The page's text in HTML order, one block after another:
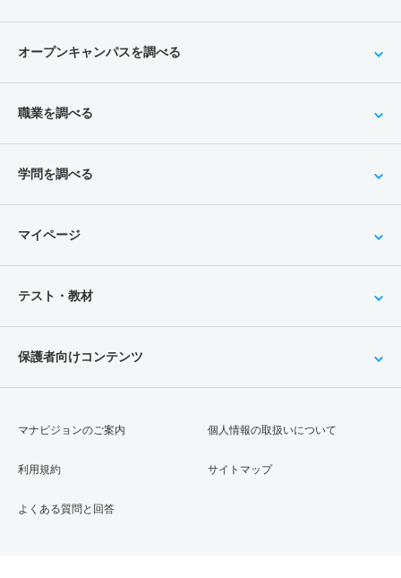
オープンキャンパスを調べる
職業を調べる
学問を調べる
マイページ
テスト・教材
保護者向けコンテンツ
マナビジョンのご案内
利用規約
よくある質問と回答
個人情報の取扱いについて
サイトマップ